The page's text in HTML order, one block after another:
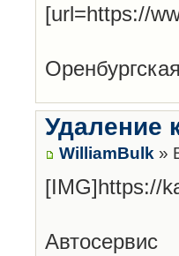
[url=https://
Удаление
WilliamBulk »
[IMG]https://